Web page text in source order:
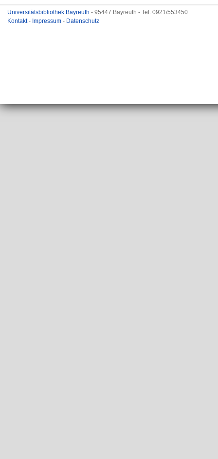
Universitätsbibliothek Bayreuth - 95447 Bayreuth - Tel. 0921/553450
Kontakt- Impressum - Datenschutz